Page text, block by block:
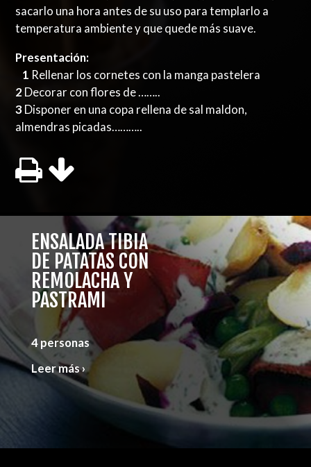
sacarlo una hora antes de su uso para templarlo a
temperatura ambiente y que quede más suave.
Presentación:
1 Rellenar los cornetes con la manga pastelera
2 Decorar con flores de ……..
3 Disponer en una copa rellena de sal maldon,
almendras picadas………..
ENSALADA TIBIA
DE PATATAS CON
REMOLACHA Y
PASTRAMI
4 personas
Leer más ›